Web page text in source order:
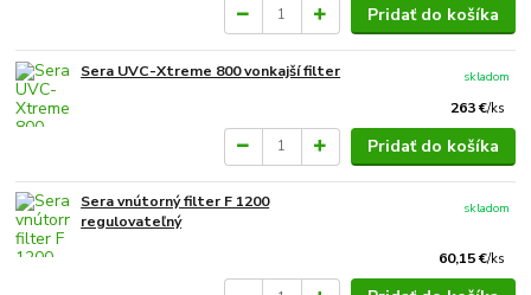
Pridať do košíka
Sera UVC-Xtreme 800 vonkajší filter
263 €/ks
skladom
Pridať do košíka
Sera vnútorný filter F 1200
regulovateľný
60,15 €/ks
skladom